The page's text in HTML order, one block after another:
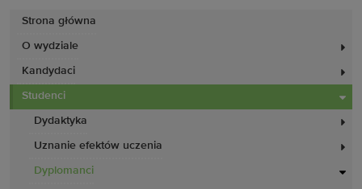
Strona główna
O wydziale
Kandydaci
Studenci
Dydaktyka
Uznanie efektów uczenia
Dyplomanci